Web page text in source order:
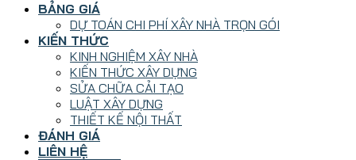
BẢNG GIÁ
DỰ TOÁN CHI PHÍ XÂY NHÀ TRỌN GÓI
KIẾN THỨC
KINH NGHIỆM XÂY NHÀ
KIẾN THỨC XÂY DỰNG
SỬA CHỮA CẢI TẠO
LUẬT XÂY DỰNG
THIẾT KẾ NỘI THẤT
ĐÁNH GIÁ
LIÊN HỆ